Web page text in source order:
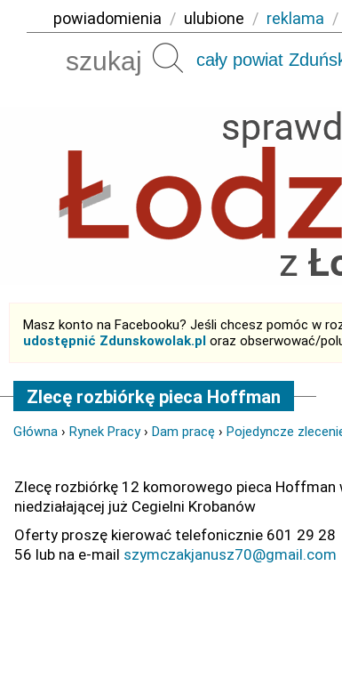
powiadomienia / ulubione / reklama /
Szukaj
Masz konto na Facebooku? Jeśli chcesz pomóc w
udostępnić Zdunskowolak.pl oraz obserwować/
Zlecę rozbiórkę pieca Hoffman
Główna › Rynek Pracy› Dam pracę › Pojedyncze
Zlecę rozbiórkę 12 komorowego pieca Hoffman
niedziałającej już Cegielni Krobanów
Oferty proszę kierować telefonicznie 601 29 28
56 lub na e-mail szymczakjanusz70@gmail.com